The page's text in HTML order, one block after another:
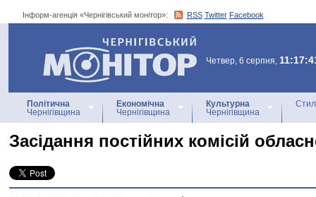
Інформ-агенція «Чернігівський монітор»: RSS Twitter Facebook
Інформ-агенція
«Чернігівський монітор»
Четвер, 6 серпня,
Політична
Чернігівщина
Економічна
Чернігівщина
Культурна
Чернігівщина
Засідання постійних комісій